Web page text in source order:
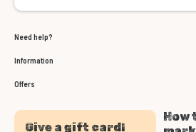
Need help?
Information
Offers
Give a gift card!
How